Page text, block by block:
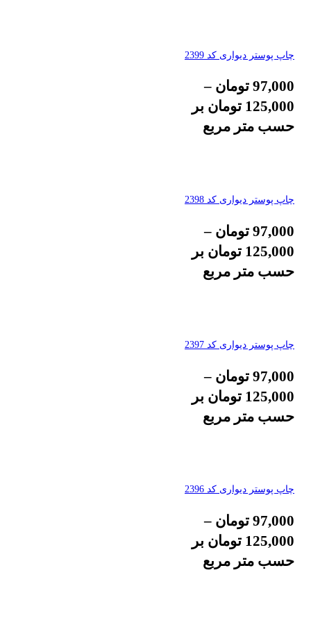
چاپ پوستر دیواری کد 2399
97,000 تومان –
125,000 تومان بر
حسب متر مربع
چاپ پوستر دیواری کد 2398
97,000 تومان –
125,000 تومان بر
حسب متر مربع
چاپ پوستر دیواری کد 2397
97,000 تومان –
125,000 تومان بر
حسب متر مربع
چاپ پوستر دیواری کد 2396
97,000 تومان –
125,000 تومان بر
حسب متر مربع